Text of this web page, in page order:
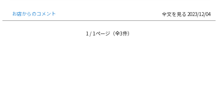
お店からのコメント 2023/12/04
1 / 1ページ（全3件）